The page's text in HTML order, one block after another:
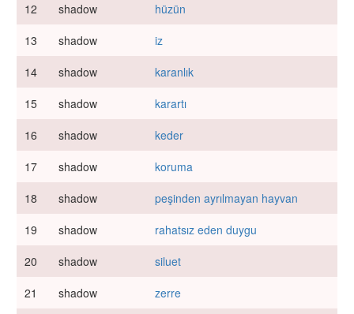
12
shadow
hüzün
13
shadow
iz
14
shadow
karanlık
15
shadow
karartı
16
shadow
keder
17
shadow
koruma
18
shadow
peşinden ayrılmayan hayvan
19
shadow
rahatsız eden duygu
20
shadow
siluet
21
shadow zerre